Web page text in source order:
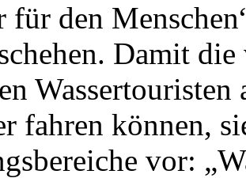
für den
Damit
fahren können,
vor: